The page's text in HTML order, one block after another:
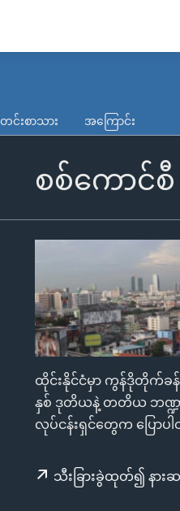
င်းစာသား အကြောင်း
စစ်ကောင်
ထိုင်းနိုင်ငံမှာ ကွန်ဒိုတိုက်ခ
နှစ် ဒုတိယနဲ့ တတိယ ဘဏ္ဍ
လုပ်ငန်းရှင်တွေက ပြောပ
သီးခြားခွဲထုတ်၍ နား